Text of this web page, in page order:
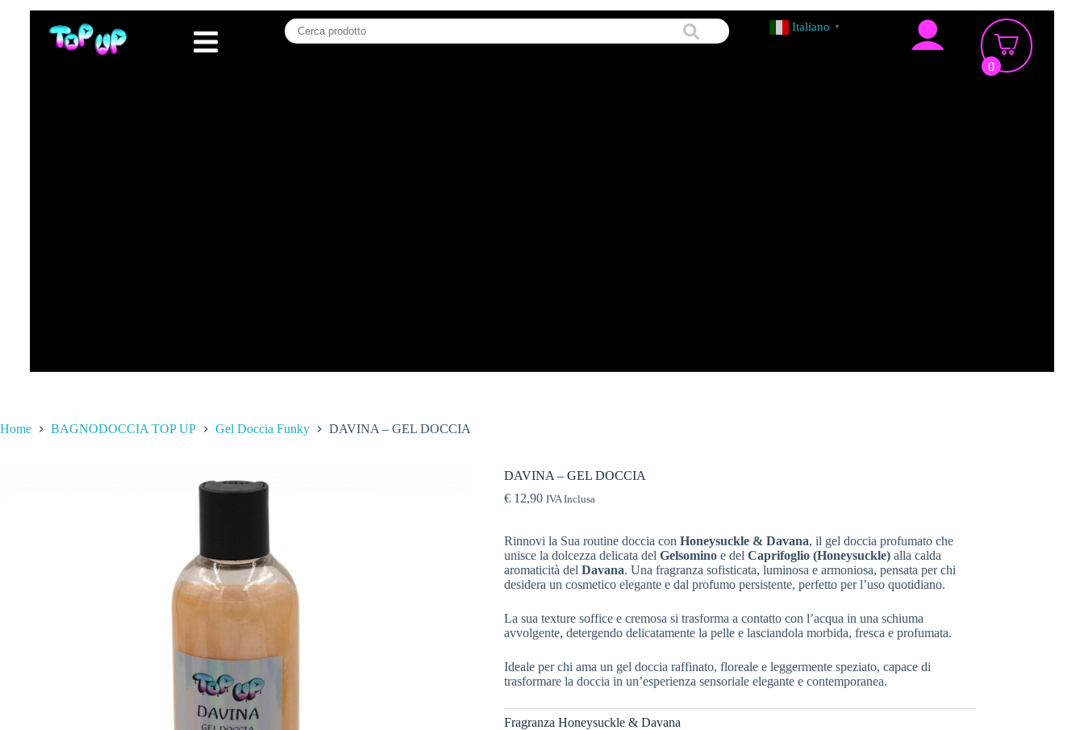
Italiano ▼
0
Home BAGNODOCCIA TOP UP Gel Doccia Funky DAVINA – GEL DOCCIA
DAVINA – GEL DOCCIA
€12,90 IVA Inclusa
Rinnovi la Sua routine doccia con Honeysuckle & Davana, il gel doccia profumato che
unisce la dolcezza delicata del Gelsominoe del Caprifoglio (Honeysuckle)alla calda
aromaticità del Davana. Una fragranza sofisticata, luminosa e armoniosa, pensata per chi
desidera un cosmetico elegante e dal profumo persistente, perfetto per l’uso quotidiano.
La sua texture soffice e cremosa si trasforma a contatto con l’acqua in una schiuma
avvolgente, detergendo delicatamente la pelle e lasciandola morbida, fresca e profumata.
Ideale per chi ama un gel doccia raffinato, floreale e leggermente speziato, capace di
trasformare la doccia in un’esperienza sensoriale elegante e contemporanea.
Fragranza Honeysuckle & Davana